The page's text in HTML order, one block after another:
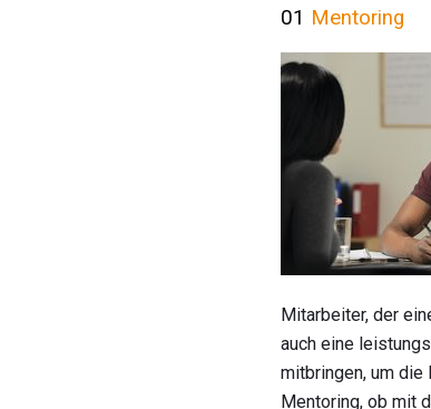
01 Mentoring
Mitarbeiter, der
auch eine
mitbringen, um
Mentoring, ob mit